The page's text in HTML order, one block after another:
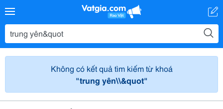
Không có kết quả tìm kiếm từ khoá
"trung yên\\&quot"